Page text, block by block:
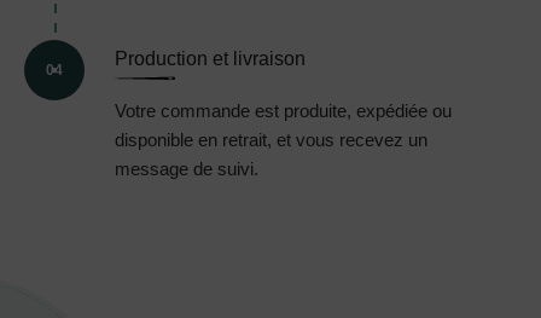
04
Production et livraison
Votre commande est produite, expédiée ou
disponible en retrait, et vous recevez un
message de suivi.